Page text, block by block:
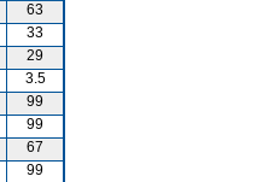
63
33
29
3.5
99
99
67
99